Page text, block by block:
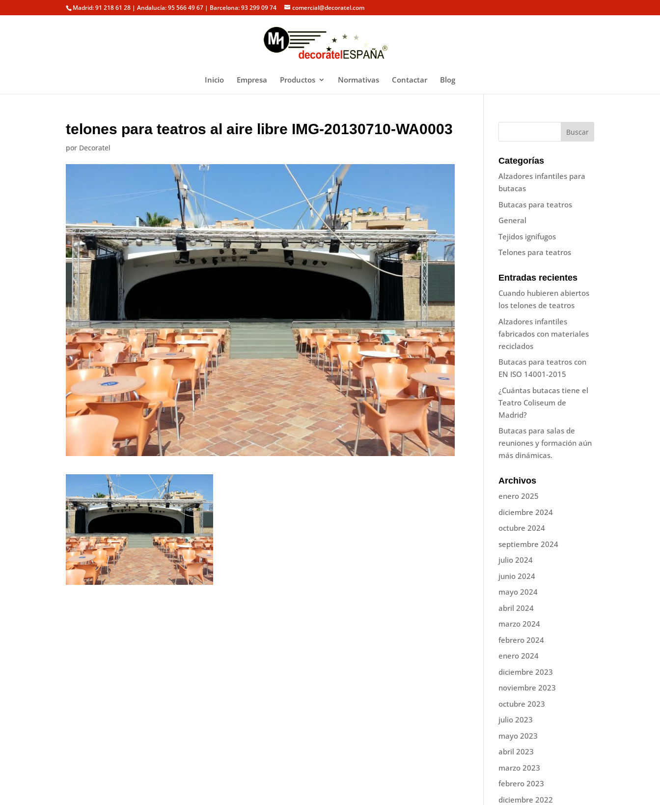
Madrid: 91 218 61 28 | Andalucía: 95 566 49 67 | Barcelona: 93 299 09 74 comercial@decoratel.com
Inicio Empresa Productos Normativas Contactar Blog
telones para teatros al aire libre IMG-20130710-WA0003
por Decoratel
Categorías
Alzadores infantiles para
butacas
Butacas para teatros
General
Tejidos ignífugos
Telones para teatros
Entradas recientes
Cuando hubieren abiertos
los telones de teatros
Alzadores infantiles
fabricados con materiales
reciclados
Butacas para teatros con
EN ISO 14001-2015
¿Cuántas butacas tiene el
Teatro Coliseum de
Madrid?
Butacas para salas de
reuniones y formación aún
más dinámicas.
Archivos
enero 2025
diciembre 2024
octubre 2024
septiembre 2024
julio 2024
junio 2024
mayo 2024
abril 2024
marzo 2024
febrero 2024
enero 2024
diciembre 2023
noviembre 2023
octubre 2023
julio 2023
mayo 2023
abril 2023
marzo 2023
febrero 2023
diciembre 2022